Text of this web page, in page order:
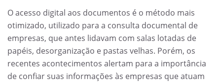
O acesso digital aos documentos é o método mais
otimizado, utilizado para a consulta documental de
empresas, que antes lidavam com salas lotadas de
papéis, desorganização e pastas velhas. Porém, os
recentes acontecimentos alertam para a importância
de confiar suas informações às empresas que atuam